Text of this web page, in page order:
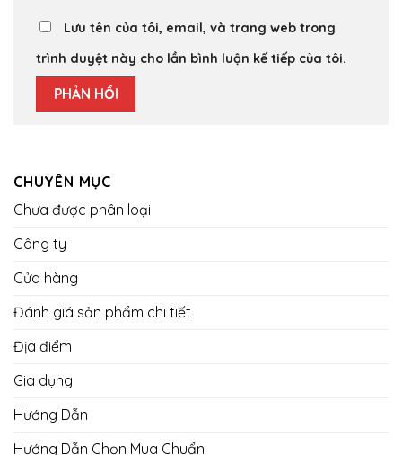
Lưu tên của tôi, email, và trang web trong
trình duyệt này cho lần bình luận kế tiếp của tôi.
CHUYÊN MỤC
Chưa được phân loại
Công ty
Cửa hàng
Đánh giá sản phẩm chi tiết
Địa điểm
Gia dụng
Hướng Dẫn
Hướng Dẫn Chọn Mua Chuẩn